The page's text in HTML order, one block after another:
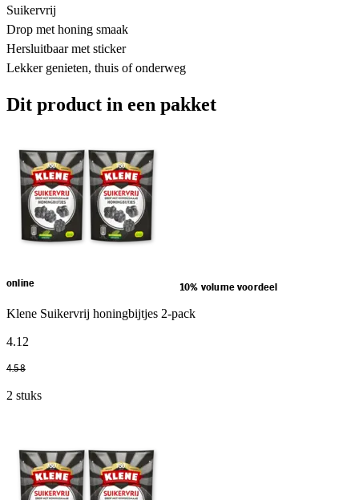
Suikervrij
Drop met honing smaak
Hersluitbaar met sticker
Lekker genieten, thuis of onderweg
Dit product in een pakket
online 10% volume voordeel
Klene Suikervrij honingbijtjes 2-pack
4.12
4.58
2 stuks